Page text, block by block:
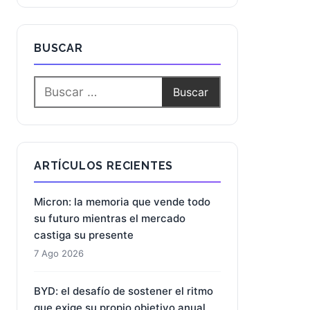
BUSCAR
ARTÍCULOS RECIENTES
Micron: la memoria que vende todo
su futuro mientras el mercado
castiga su presente
7 Ago 2026
BYD: el desafío de sostener el ritmo